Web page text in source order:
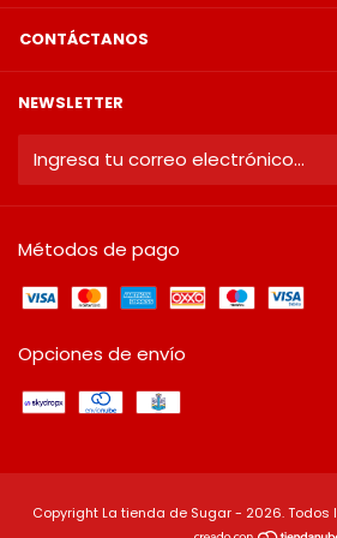
CONTÁCTANOS
NEWSLETTER
Métodos de pago
Opciones de envío
Copyright La tienda de Sugar - 2026.